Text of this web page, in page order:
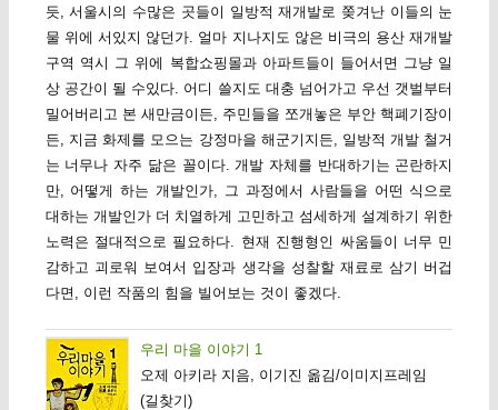
듯, 서울시의 수많은 곳들이 일방적 재개발로 쫒겨난 이들의 눈
물 위에 서있지 않던가. 얼마 지나지도 않은 비극의 용산 재개발
구역 역시 그 위에 복합쇼핑몰과 아파트들이 들어서면 그냥 일
상 공간이 될 수있다. 어디 쓸지도 대충 넘어가고 우선 갯벌부터
밀어버리고 본 새만금이든, 주민들을 쪼개놓은 부안 핵폐기장이
든, 지금 화제를 모으는 강정마을 해군기지든, 일방적 개발 철거
는 너무나 자주 닮은 꼴이다. 개발 자체를 반대하기는 곤란하지
만, 어떻게 하는 개발인가, 그 과정에서 사람들을 어떤 식으로
대하는 개발인가 더 치열하게 고민하고 섬세하게 설계하기 위한
노력은 절대적으로 필요하다. 현재 진행형인 싸움들이 너무 민
감하고 괴로워 보여서 입장과 생각을 성찰할 재료로 삼기 버겁
다면, 이런 작품의 힘을 빌어보는 것이 좋겠다.
우리 마을 이야기 1
오제 아키라 지음, 이기진 옮김/이미지프레임
(길찾기)